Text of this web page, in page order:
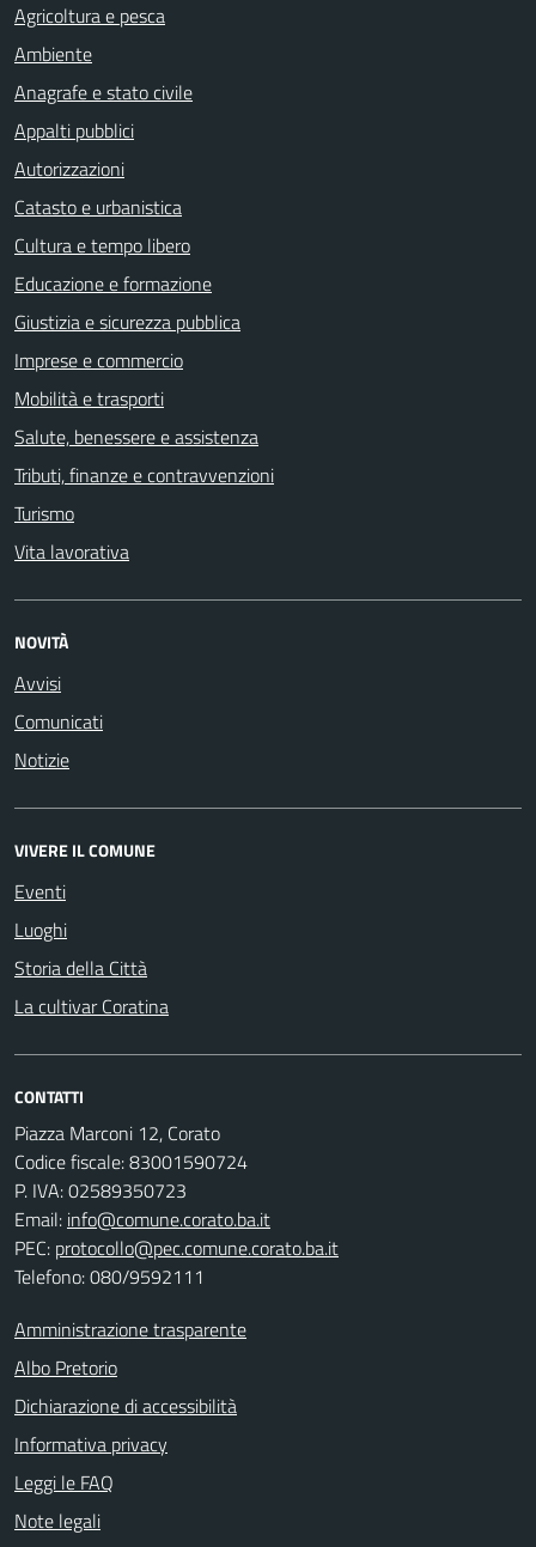
Agricoltura e pesca
Ambiente
Anagrafe e stato civile
Appalti pubblici
Autorizzazioni
Catasto e urbanistica
Cultura e tempo libero
Educazione e formazione
Giustizia e sicurezza pubblica
Imprese e commercio
Mobilità e trasporti
Salute, benessere e assistenza
Tributi, finanze e contravvenzioni
Turismo
Vita lavorativa
NOVITÀ
Avvisi
Comunicati
Notizie
VIVERE IL COMUNE
Eventi
Luoghi
Storia della Città
La cultivar Coratina
CONTATTI
Piazza Marconi 12, Corato
Codice fiscale: 83001590724
P. IVA: 02589350723
Email: info@comune.corato.ba.it
PEC: protocollo@pec.comune.corato.ba.it
Telefono: 080/9592111
Amministrazione trasparente
Albo Pretorio
Dichiarazione di accessibilità
Informativa privacy
Leggi le FAQ
Note legali